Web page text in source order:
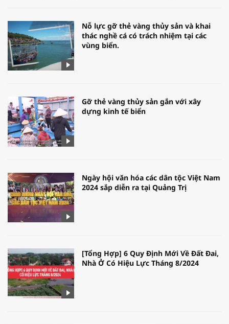
Nỗ lực gỡ thẻ vàng thủy sản và khai
thác nghề cá có trách nhiệm tại các
vùng biển.
Gỡ thẻ vàng thủy sản gắn với xây
dựng kinh tế biển
Ngày hội văn hóa các dân tộc Việt Nam
2024 sắp diễn ra tại Quảng Trị
[Tổng Hợp] 6 Quy Định Mới Về Đất Đai,
Nhà Ở Có Hiệu Lực Tháng 8/2024